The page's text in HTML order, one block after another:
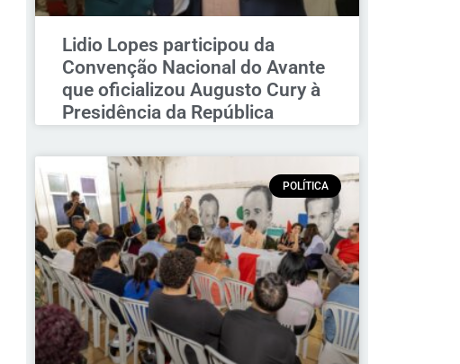
Lidio Lopes participou da
Convenção Nacional do Avante
que oficializou Augusto Cury à
Presidência da República
POLÍTICA